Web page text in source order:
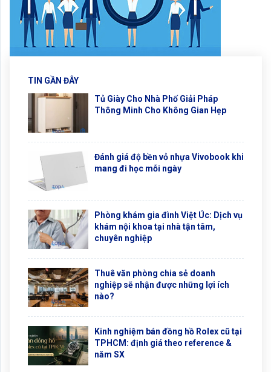
TIN GẦN ĐÂY
Tủ Giày Cho Nhà Phố Giải Pháp
Thông Minh Cho Không Gian Hẹp
Đánh giá độ bền vỏ nhựa Vivobook khi
mang đi học mỗi ngày
Phòng khám gia đình Việt Úc: Dịch vụ
khám nội khoa tại nhà tận tâm,
chuyên nghiệp
Thuê văn phòng chia sẻ doanh
nghiệp sẽ nhận được những lợi ích
nào?
Kinh nghiệm bán đồng hồ Rolex cũ tại
TPHCM: định giá theo reference &
năm SX